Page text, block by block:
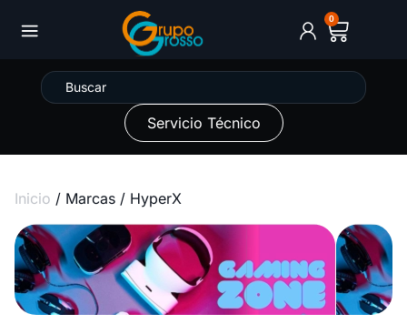
0
Servicio Técnico
Inicio / Marcas / HyperX